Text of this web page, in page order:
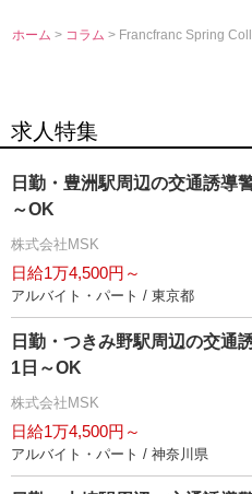
ホーム > コラム> Francfranc Spring
求人特集
日勤・豊洲駅周辺の交通誘導
～OK
株式会社MSK
日給1万4,500円～
アルバイト・パート / 東京都
日勤・つきみ野駅周辺の交通
1日～OK
株式会社MSK
日給1万4,500円～
アルバイト・パート / 神奈川県